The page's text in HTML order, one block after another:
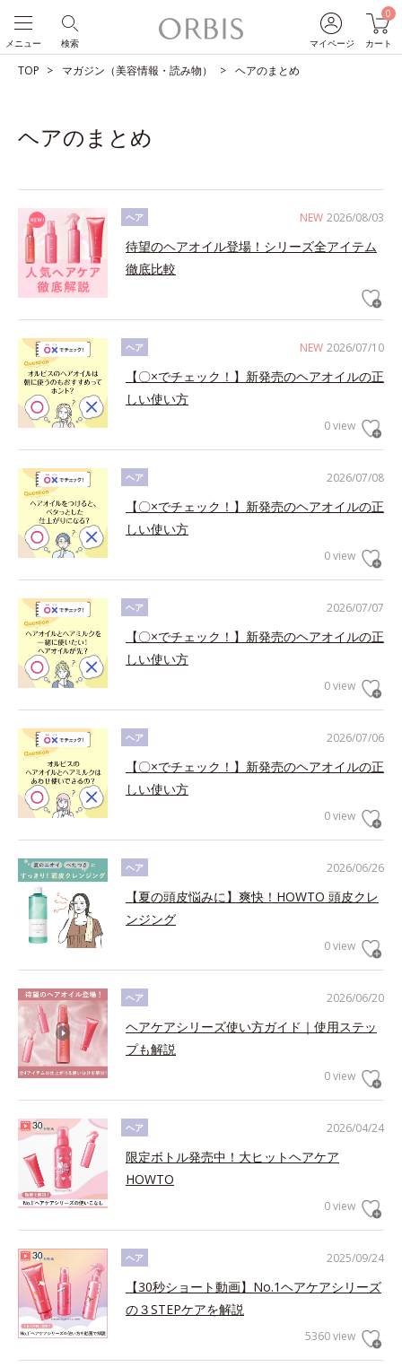
マイページ
0
カート
検索
メニュー
TOP マガジン（美容情報・読み物） ヘアのまとめ
ヘアのまとめ
NEW 2026/08/03
ヘア
待望のヘアオイル登場！シリーズ全アイテム
徹底比較
NEW 2026/07/10
ヘア
【〇×でチェック！】新発売のヘアオイルの正
しい使い方
0 view
2026/07/08
ヘア
【〇×でチェック！】新発売のヘアオイルの正
しい使い方
0 view
2026/07/07
ヘア
【〇×でチェック！】新発売のヘアオイルの正
しい使い方
0 view
2026/07/06
ヘア
【〇×でチェック！】新発売のヘアオイルの正
しい使い方
0 view
2026/06/26
ヘア
【夏の頭皮悩みに】爽快！HOWTO 頭皮クレ
ンジング
0 view
2026/06/20
ヘア
ヘアケアシリーズ使い方ガイド｜使用ステッ
プも解説
0 view
2026/04/24
ヘア
限定ボトル発売中！大ヒットヘアケア
HOWTO
0 view
2025/09/24
ヘア
【30秒ショート動画】No.1ヘアケアシリーズ
の３STEPケアを解説
5360 view